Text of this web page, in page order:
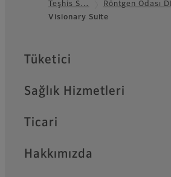
FooterTeşhis S…
Röntgen Odası
Visionary Suite
Quick Links
Tüketici
Sağlık Hizmetleri
Ticari
Hakkımızda